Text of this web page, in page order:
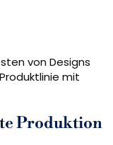
von Designs
mit
Produktion